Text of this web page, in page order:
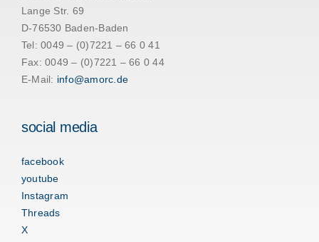
Lange Str. 69
D-76530 Baden-Baden
Tel: 0049 – (0)7221 – 66 0 41
Fax: 0049 – (0)7221 – 66 0 44
E-Mail: info@amorc.de
social media
facebook
youtube
Instagram
Threads
X